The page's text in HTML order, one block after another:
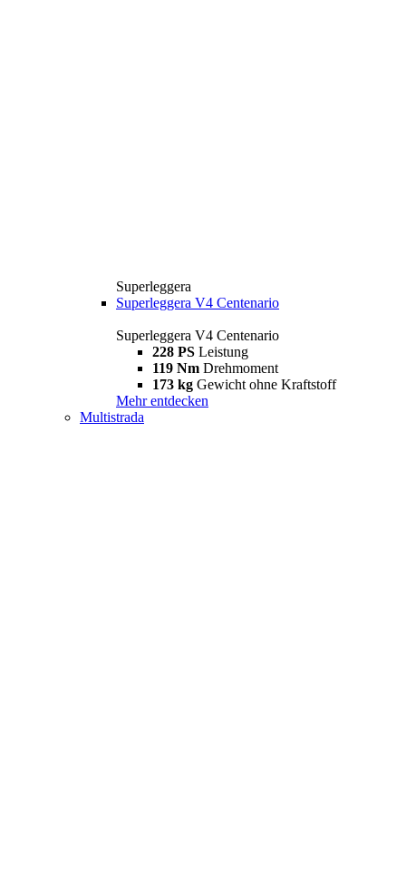
Superleggera
Superleggera V4 Centenario
Superleggera V4 Centenario
228 PS Leistung
119 Nm Drehmoment
173 kg Gewicht ohne Kraftstoff
Mehr entdecken
Multistrada